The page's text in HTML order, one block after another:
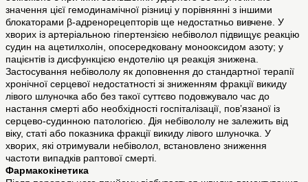
значення цієї гемодинамічної різниці у порівнянні з іншими
блокаторами β-адренорецепторів ще недостатньо вивчене. У
хворих із артеріальною гіпертензією небіволол підвищує реакцію
судин на ацетилхолін, опосередковану монооксидом азоту; у
пацієнтів із дисфункцією ендотелію ця реакція знижена.
Застосування небівололу як доповнення до стандартної терапії
хронічної серцевої недостатності зі зниженням фракції викиду
лівого шлуночка або без такої суттєво подовжувало час до
настання смерті або необхідності госпіталізації, пов’язаної із
серцево-судинною патологією. Дія небівололу не залежить від
віку, статі або показника фракції викиду лівого шлуночка. У
хворих, які отримували небіволол, встановлено зниження
частоти випадків раптової смерті.
Фармакокінетика